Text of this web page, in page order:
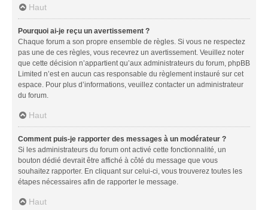
Haut
Pourquoi ai-je reçu un avertissement ?
Chaque forum a son propre ensemble de règles. Si vous ne respectez
pas une de ces règles, vous recevrez un avertissement. Veuillez noter
que cette décision n’appartient qu’aux administrateurs du forum, phpBB
Limited n’est en aucun cas responsable du règlement instauré sur cet
espace. Pour plus d’informations, veuillez contacter un administrateur
du forum.
Haut
Comment puis-je rapporter des messages à un modérateur ?
Si les administrateurs du forum ont activé cette fonctionnalité, un
bouton dédié devrait être affiché à côté du message que vous
souhaitez rapporter. En cliquant sur celui-ci, vous trouverez toutes les
étapes nécessaires afin de rapporter le message.
Haut